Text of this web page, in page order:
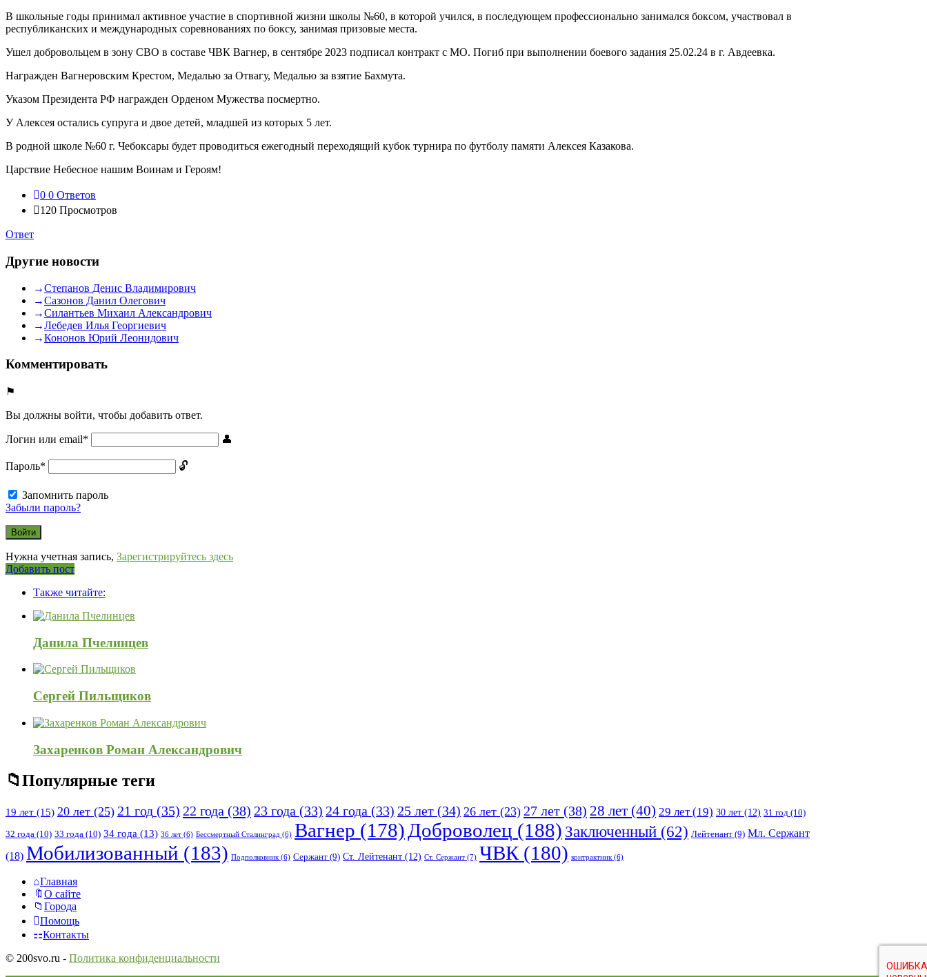
В школьные годы принимал активное участие в спортивной жизни школы №60, в которой учился, в последующем профессионально занимался боксом, участвовал в
республиканских и международных соревнованиях по боксу, занимая призовые места.
Ушел добровольцем в зону СВО в составе ЧВК Вагнер, в сентябре 2023 подписал контракт с МО. Погиб при выполнении боевого задания 25.02.24 в г. Авдеевка.
Награжден Вагнеровским Крестом, Медалью за Отвагу, Медалью за взятие Бахмута.
Указом Президента РФ награжден Орденом Мужества посмертно.
У Алексея остались супруга и двое детей, младшей из которых 5 лет.
В родной школе №60 г. Чебоксары будет проводиться ежегодный переходящий кубок турнира по футболу памяти Алексея Казакова.
Царствие Небесное нашим Воинам и Героям!
0 0 Ответов
120 Просмотров
Ответ
Другие новости
Степанов Денис Владимирович
Сазонов Данил Олегович
Силантьев Михаил Александрович
Лебедев Илья Георгиевич
Кононов Юрий Леонидович
Комментировать
Вы должны войти, чтобы добавить ответ.
Логин или email*
Пароль*
Запомнить пароль
Забыли пароль?
Нужна учетная запись, Зарегистрируйтесь здесь
Боковая
Добавить пост
120x600Также читайте:
Данила Пчелинцев
Сергей Пильщиков
Захаренков Роман Александрович
Популярные теги
19 лет (15) 20 лет (25) 21 год (35) 22 года (38) 23 года (33) 24 года (33) 25 лет (34) 26 лет (23) 27 лет (38) 28 лет (40) 29 лет(19) 30 лет (12) 31 год (10)
32 года (10) 33 года (10) 34 года (13) 36 лет (6) Бессмертный Сталинград (6) Вагнер (178)Доброволец (188) Заключенный (62) Лейтенант (9) Мл. Сержант
(18) Мобилизованный (183) Подполковник(6) Сержант (9) Ст. Лейтенант (12) Ст. Сержант (7) ЧВК(180) контрактник(6)
Исследовать
Главная
О сайте
Города
Помощь
Контакты
© 200svo.ru - Политика конфиденциальности